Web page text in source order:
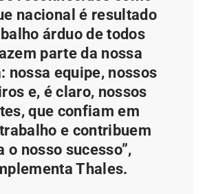
nacional é resultado
árduo de todos
parte da nossa
nossa equipe, nossos
e, é claro, nossos
que confiam em
e contribuem
o nosso sucesso”,
Thales.